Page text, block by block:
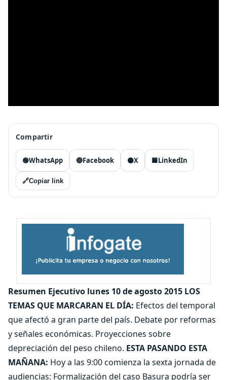
Compartir
🟢WhatsApp 🔵Facebook ⚫X 🟦LinkedIn
🔗Copiar link
Resumen Ejecutivo lunes 10 de agosto 2015 LOS
TEMAS QUE MARCARAN EL DÍA: Efectos del temporal
que afectó a gran parte del país. Debate por reformas
y señales económicas. Proyecciones sobre
depreciación del peso chileno. ESTA PASANDO ESTA
MAÑANA: Hoy a las 9:00 comienza la sexta jornada de
audiencias: Formalización del caso Basura podría ser